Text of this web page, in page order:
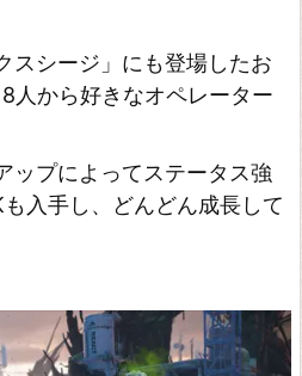
スシージ」にも登場したお
人から好きなオペレーター
ップによってステータス強
入手し、どんどん成長して